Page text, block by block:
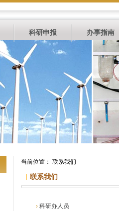
科研申报 办事指南
当前位置： 联系我们
联系我们
› 科研办人员